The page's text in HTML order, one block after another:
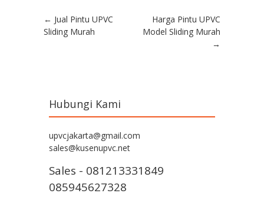
Post navigation
← Jual Pintu UPVC
Sliding Murah
Harga Pintu UPVC
Model Sliding Murah
→
Hubungi Kami
upvcjakarta@gmail.com
sales@kusenupvc.net
Sales - 081213331849
085945627328